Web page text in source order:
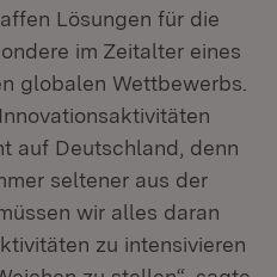
Lösungen für die
im Zeitalter eines
globalen Wettbewerbs.
auf Deutschland, denn
seltener aus der
wir alles daran
zu intensivieren